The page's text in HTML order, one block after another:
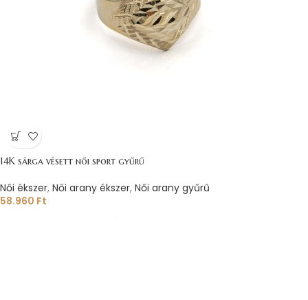
14K sárga vésett női sport gyűrű
Női ékszer, Női arany ékszer, Női arany gyűrű
58.960 Ft